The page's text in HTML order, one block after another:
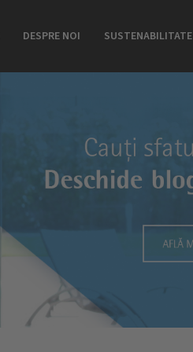
DESPRE NOI SUSTENABILITATE